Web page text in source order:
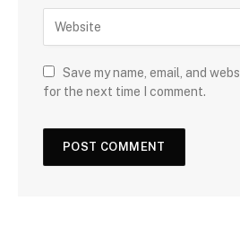
Save my name, email, and
for the next time I comment.